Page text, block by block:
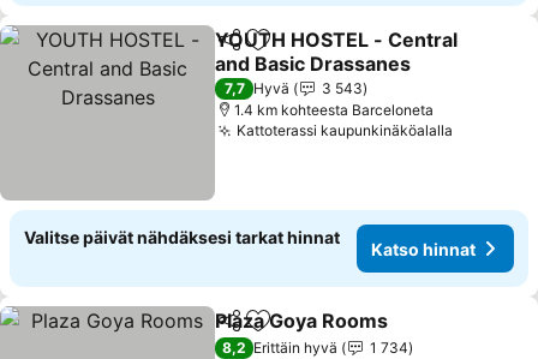
Jaa Lisää suosikkeihin
YOUTH HOSTEL - Central
and Basic Drassanes
Katso hinnat
7,7 Hyvä
3 543
1.4 km kohteesta Barceloneta
Kattoterassi kaupunkinäköalalla
Valitse päivät nähdäksesi tarkat hinnat
Katso hinnat
Jaa Lisää suosikkeihin
Plaza Goya Rooms
8,2 Erittäin hyvä
1 734